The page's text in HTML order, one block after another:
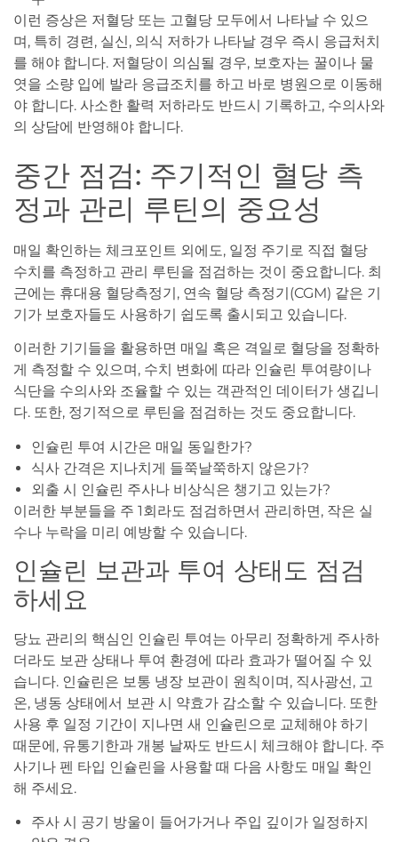
이런 증상은 저혈당 또는 고혈당 모두에서 나타날 수 있으
며, 특히 경련, 실신, 의식 저하가 나타날 경우 즉시 응급처치
를 해야 합니다. 저혈당이 의심될 경우, 보호자는 꿀이나 물
엿을 소량 입에 발라 응급조치를 하고 바로 병원으로 이동해
야 합니다. 사소한 활력 저하라도 반드시 기록하고, 수의사와
의 상담에 반영해야 합니다.
중간 점검: 주기적인 혈당 측
정과 관리 루틴의 중요성
매일 확인하는 체크포인트 외에도, 일정 주기로 직접 혈당
수치를 측정하고 관리 루틴을 점검하는 것이 중요합니다. 최
근에는 휴대용 혈당측정기, 연속 혈당 측정기(CGM) 같은 기
기가 보호자들도 사용하기 쉽도록 출시되고 있습니다.
이러한 기기들을 활용하면 매일 혹은 격일로 혈당을 정확하
게 측정할 수 있으며, 수치 변화에 따라 인슐린 투여량이나
식단을 수의사와 조율할 수 있는 객관적인 데이터가 생깁니
다. 또한, 정기적으로 루틴을 점검하는 것도 중요합니다.
인슐린 투여 시간은 매일 동일한가?
식사 간격은 지나치게 들쭉날쭉하지 않은가?
외출 시 인슐린 주사나 비상식은 챙기고 있는가?
이러한 부분들을 주 1회라도 점검하면서 관리하면, 작은 실
수나 누락을 미리 예방할 수 있습니다.
인슐린 보관과 투여 상태도 점검
하세요
당뇨 관리의 핵심인 인슐린 투여는 아무리 정확하게 주사하
더라도 보관 상태나 투여 환경에 따라 효과가 떨어질 수 있
습니다. 인슐린은 보통 냉장 보관이 원칙이며, 직사광선, 고
온, 냉동 상태에서 보관 시 약효가 감소할 수 있습니다. 또한
사용 후 일정 기간이 지나면 새 인슐린으로 교체해야 하기
때문에, 유통기한과 개봉 날짜도 반드시 체크해야 합니다. 주
사기나 펜 타입 인슐린을 사용할 때 다음 사항도 매일 확인
해 주세요.
주사 시 공기 방울이 들어가거나 주입 깊이가 일정하지